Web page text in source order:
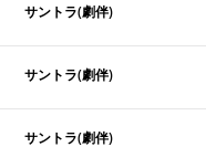
サントラ(劇伴)
サントラ(劇伴)
サントラ(劇伴)